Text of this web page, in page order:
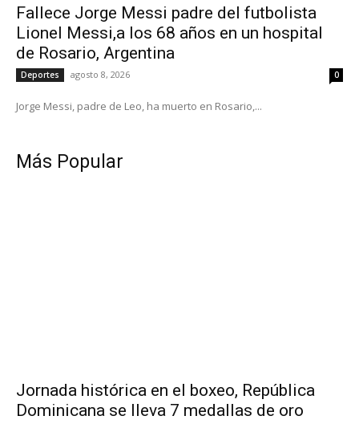
Fallece Jorge Messi padre del futbolista
Lionel Messi,a los 68 años en un hospital
de Rosario, Argentina
Deportes agosto 8, 2026 0
Jorge Messi, padre de Leo, ha muerto en Rosario,...
Más Popular
Jornada histórica en el boxeo, República
Dominicana se lleva 7 medallas de oro